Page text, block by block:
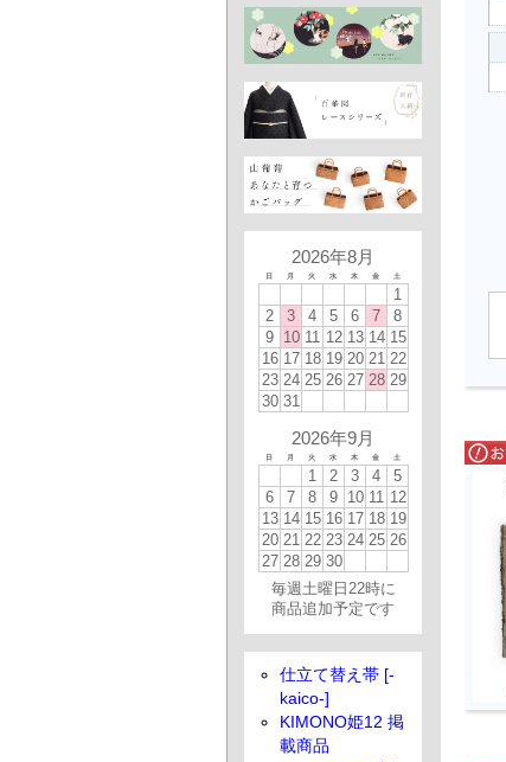
2026年8月
日 月 火 水 木 金 土
1
2
3 4 5 6 7
8
9 10 11 12 13 14 15
16 17 18 19 20 21 22
23 24 25 26 27 28 29
30 31
2026年9月
日 月 火 水 木 金 土
1 2 3 4
5
6
7 8 9 10 11 12
13 14 15 16 17 18 19
20 21 22 23 24 25 26
27 28 29 30
毎週土曜日22時に
商品追加予定です
仕立て替え帯 [-
kaico-]
KIMONO姫12 掲
載商品